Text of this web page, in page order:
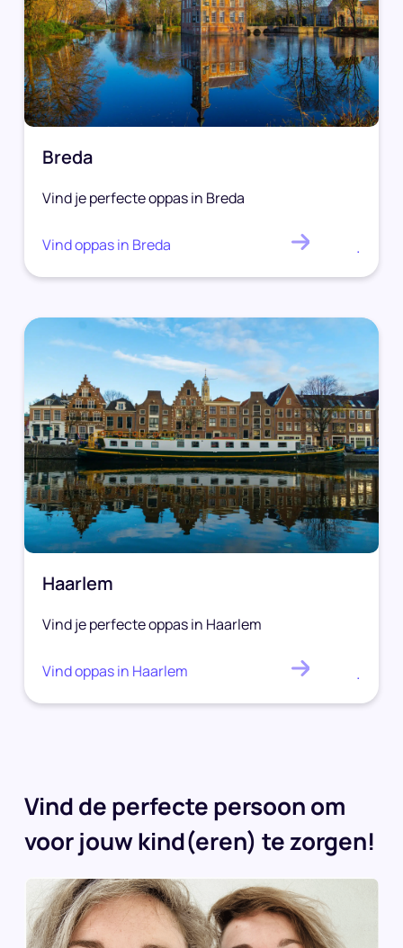
Breda
Vind je perfecte oppas in Breda
Vind oppas in Breda .
Haarlem
Vind je perfecte oppas in Haarlem
Vind oppas in Haarlem .
Vind de perfecte persoon om
voor jouw kind(eren) te zorgen!